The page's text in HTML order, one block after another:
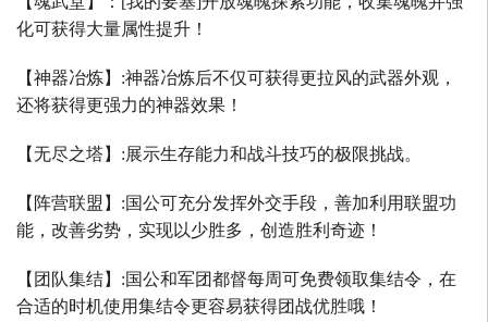
化可获得大量属性提升！
【神器冶炼】 :神器冶炼后不仅可获得更拉风的武器外观，
还将获得更强力的神器效果！
【无尽之塔】 :展示生存能力和战斗技巧的极限挑战。
【阵营联盟】 :国公可充分发挥外交手段，善加利用联盟功
能，改善劣势，实现以少胜多，创造胜利奇迹！
【团队集结】 :国公和军团都督每周可免费领取集结令，在
合适的时机使用集结令更容易获得团战优胜哦！